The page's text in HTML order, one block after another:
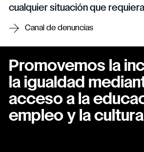
cualquier situación que
Canal de denuncias
Promovemos la
la igualdad
acceso a la
empleo y la